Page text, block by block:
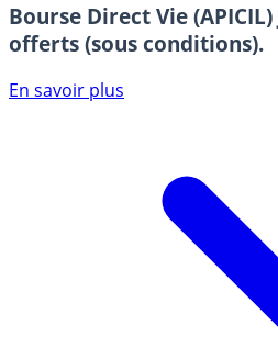
Bourse Direct Vie (APICIL)
offerts (sous conditions).
En savoir plus